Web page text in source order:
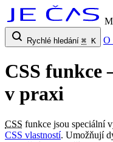
Rychlé hledání ⌘ K O
CSS funkce
v praxi
CSS funkce jsou speciální
CSS vlastností. Umožňují